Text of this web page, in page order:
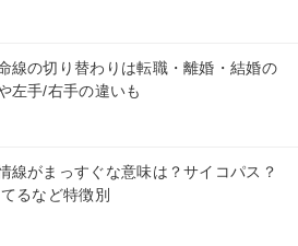
線の切り替わりは転職・離婚・結婚の
左手/右手の違いも
線がまっすぐな意味は？サイコパス？
るなど特徴別